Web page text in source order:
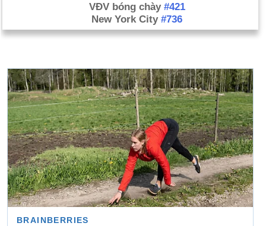
VĐV bóng chày #421
New York City #736